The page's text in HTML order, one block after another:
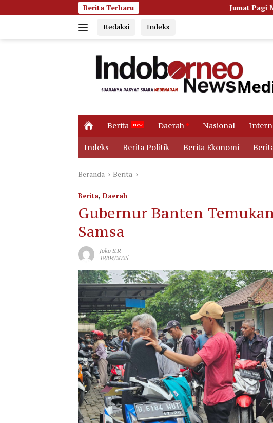
ke
Berita TerbaruJumat Pagi Membara, Kobaran Api Dekat
Redaksi Indeks
H
m
e
Berita Daerah Nasional
Indeks Berita Politik Berita Ekonomi
Beranda Berita
Berita, Daerah
Gubernur Banten
Samsa
Joko S.R
18/04/2025